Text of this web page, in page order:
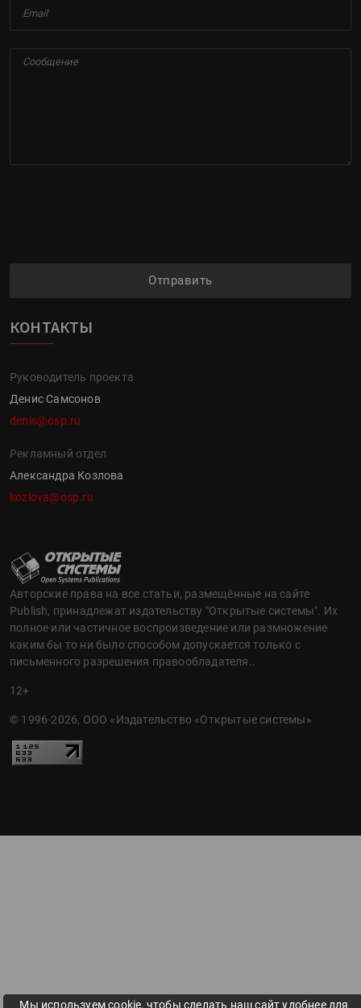
Отправить
КОНТАКТЫ
Руководитель проекта
Денис Самсонов
denis@osp.ru
Рекламный отдел
Александра Козлова
kozlova@osp.ru
Авторские права на все статьи, размещённые на сайте
Publish, принадлежат издательству "Открытые системы". Их
полное или частичное воспроизведение или размножение
каким бы то ни было способом допускается только с
письменного разрешения правообладателя..
12+
© 1996-2026, ООО «Издательство «Открытые системы»
Мы используем cookie, чтобы сделать наш сайт удобнее для